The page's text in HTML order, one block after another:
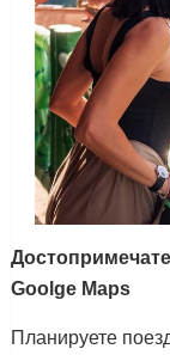
Goolge Maps
Планируете